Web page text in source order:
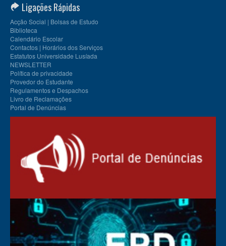
Ligações Rápidas
Acção Social | Bolsas de Estudo
Biblioteca
Calendário Escolar
Contactos | Horários dos Serviços
Estatutos Universidade Lusíada
NEWSLETTER
Política de privacidade
Provedor do Estudante
Regulamentos e Despachos
Livro de Reclamações
Portal de Denúncias